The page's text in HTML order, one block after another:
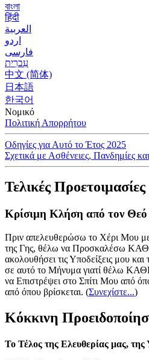
বাংলা
हिंदी
العربية
اردو
فارسی
עִברִית
中文 (简体)
日本語
한국어
Νομικό
Πολιτική Απορρήτου
Οδηγίες για Αυτό το Έτος 2025
Σχετικά με Ασθένειες, Πανδημίες
Τελικές Προετοιμασίες
Κρίσιμη Κλήση από τον
Πριν απελευθερώσω το Χέρι Μου
της Γης, θέλω να Προσκαλέσω
ακολουθήσει τις Υποδείξεις μου
σε αυτό το Μήνυμα γιατί θέλω
να Επιστρέψει στο Σπίτι Μου από
από όπου βρίσκεται. (Συνεχίστε...)
Κόκκινη
Το Τέλος της Ελευθερίας μας,